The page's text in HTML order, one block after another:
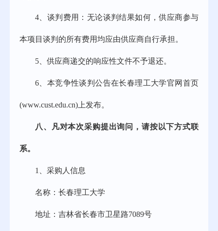
4、 谈判费用：无论谈判结果如何，供应商参与
本项目谈判的所有费用均应由供应商自行承担。
5、 供应商递交的响应性文件不予退还。
6、 本竞争性谈判公告在长春理工大学官网首页
(www.cust.edu.cn)上发布。
八、 凡对本次采购提出询问，请按以下方式联
系。
1、 采购人信息
名称：长春理工大学
地址：吉林省长春市卫星路7089号